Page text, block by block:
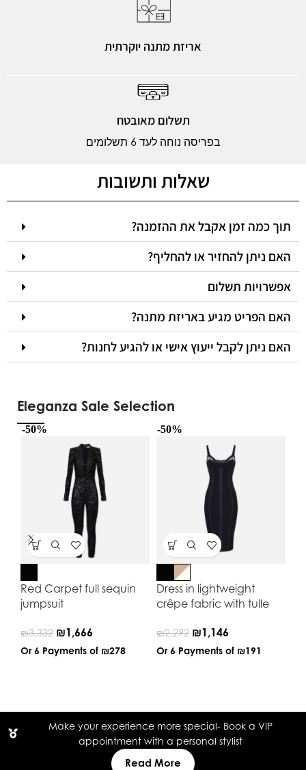
אריזת מתנה יוקרתית
תשלום מאובטח
בפריסה נוחה לעד 6 תשלומים
שאלות ותשובות
תוך כמה זמן אקבל את ההזמנה?
האם ניתן להחזיר או להחליף?
אפשרויות תשלום
האם הפריט מגיע באריזת מתנה?
האם ניתן לקבל ייעוץ אישי או להגיע לחנות?
Eleganza Sale Selection
-50%
Red Carpet full sequin
jumpsuit
₪3,332 ₪1,666
Or 6 Payments of ₪278
-50%
Dress in lightweight
crêpe fabric with tulle
₪2,292 ₪1,146
Or 6 Payments of ₪191
Make your experience more special- Book a VIP
appointment with a personal stylist
Read More